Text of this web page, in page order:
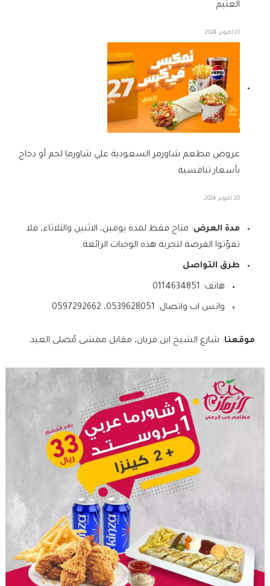
العثيم
21 أكتوبر، 2024
عروض مطعم شاورمر السعودية علي شاورما لحم أو دجاج
بأسعار تنافسية
20 أكتوبر، 2024
مدة العرض: متاح فقط لمدة يومين، الاثنين والثلاثاء، فلا
تفوّتوا الفرصة لتجربة هذه الوجبات الرائعة.
طرق التواصل:
هاتف: 0114634851
واتس اب واتصال: 0539628051، 0597292662
موقعنا: شارع الشيخ ابن فريان، مقابل ممشى مُصلى العيد.